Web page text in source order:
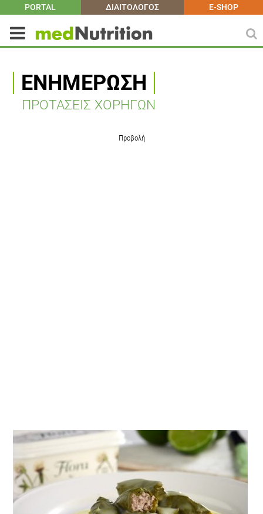
PORTAL ΔΙΑΙΤΟΛΟΓΟΣ E-SHOP
ΕΝΗΜΈΡΩΣΗ
ΠΡΟΤΑΣΕΙΣ ΧΟΡΗΓΩΝ
Προβολή